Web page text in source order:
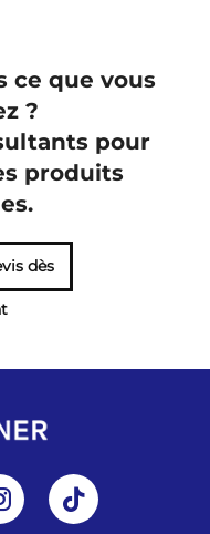
ce que vous
?
pour
produits
dès